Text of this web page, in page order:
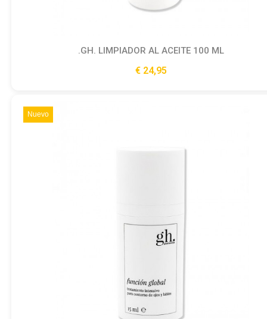
Ver producto
GH. LIMPIADOR AL ACEITE 100 ML.
24,95 €
Nuevo